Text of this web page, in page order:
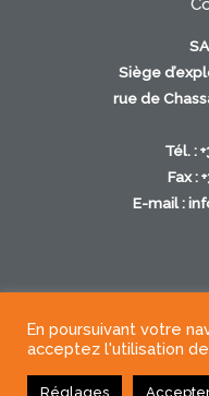
Siège
rue de
Tél. :
Fax :
E-mail :
En poursuivant votre
acceptez l'utilisation
Réglages